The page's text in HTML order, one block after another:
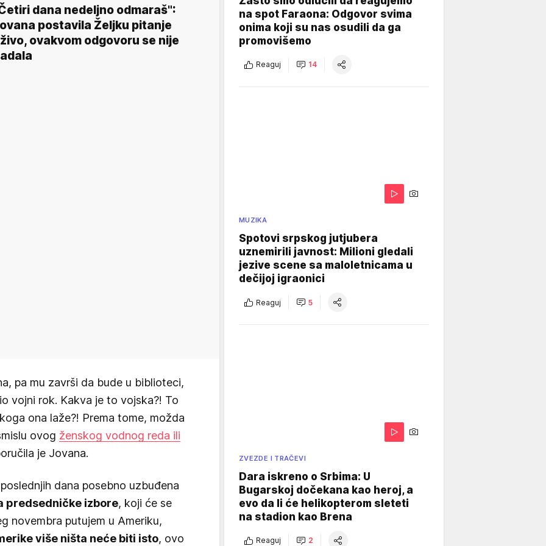
dana nedeljno odmaraš":
postavila Željku pitanje
ovakvom odgovoru se nije
pa mu završi da bude u biblioteci,
vojni rok. Kakva je to vojska?! To
ona laže?! Prema tome, možda
ovog ženskog vodnog reda ili
je Jovana.
dana posebno uzbuđena
predsedničke izbore, koji će se
novembra putujem u Ameriku,
više ništa neće biti isto, ovo
na spot Faraona: Odgovor svima
onima koji su nas osudili da ga
promovišemo
Reaguj 14
MUZIKA
Spotovi srpskog jutjubera
uznemirili javnost: Milioni gledali
jezive scene sa maloletnicama u
dečijoj igraonici
Reaguj 5
ZVEZDE I TRAČEVI
Dara iskreno o Srbima: U
Bugarskoj dočekana kao heroj, a
evo da li će helikopterom sleteti
na stadion kao Brena
Reaguj 2